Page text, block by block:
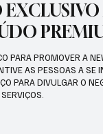
PARA PROMOVER A
AS PESSOAS A SE
PARA DIVULGAR O